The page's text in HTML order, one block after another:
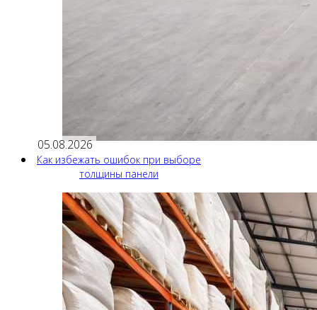
05.08.2026
Как избежать ошибок при выборе
толщины панели